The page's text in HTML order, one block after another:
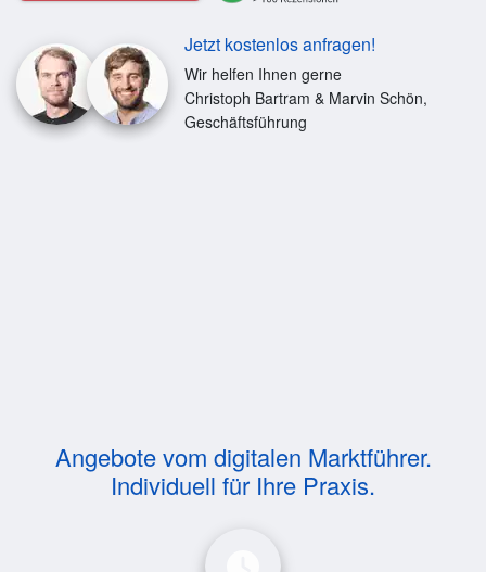
Jetzt kostenlos anfragen!
Wir helfen Ihnen gerne
Christoph Bartram & Marvin Schön,
Geschäftsführung
Angebote vom digitalen Marktführer.
Individuell für Ihre Praxis.